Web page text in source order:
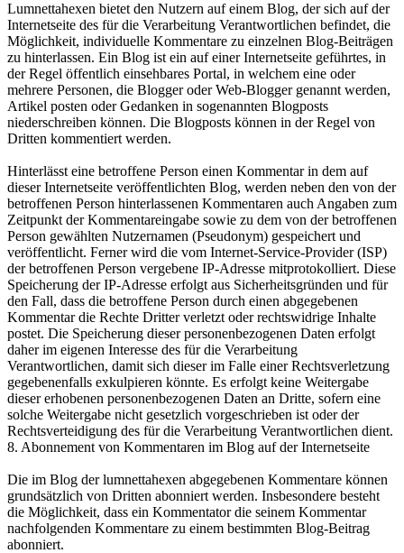
Lumnettahexen bietet den Nutzern auf einem Blog, der sich auf der
Internetseite des für die Verarbeitung Verantwortlichen befindet, die
Möglichkeit, individuelle Kommentare zu einzelnen Blog-Beiträgen
zu hinterlassen. Ein Blog ist ein auf einer Internetseite geführtes, in
der Regel öffentlich einsehbares Portal, in welchem eine oder
mehrere Personen, die Blogger oder Web-Blogger genannt werden,
Artikel posten oder Gedanken in sogenannten Blogposts
niederschreiben können. Die Blogposts können in der Regel von
Dritten kommentiert werden.
Hinterlässt eine betroffene Person einen Kommentar in dem auf
dieser Internetseite veröffentlichten Blog, werden neben den von der
betroffenen Person hinterlassenen Kommentaren auch Angaben zum
Zeitpunkt der Kommentareingabe sowie zu dem von der betroffenen
Person gewählten Nutzernamen (Pseudonym) gespeichert und
veröffentlicht. Ferner wird die vom Internet-Service-Provider (ISP)
der betroffenen Person vergebene IP-Adresse mitprotokolliert. Diese
Speicherung der IP-Adresse erfolgt aus Sicherheitsgründen und für
den Fall, dass die betroffene Person durch einen abgegebenen
Kommentar die Rechte Dritter verletzt oder rechtswidrige Inhalte
postet. Die Speicherung dieser personenbezogenen Daten erfolgt
daher im eigenen Interesse des für die Verarbeitung
Verantwortlichen, damit sich dieser im Falle einer Rechtsverletzung
gegebenenfalls exkulpieren könnte. Es erfolgt keine Weitergabe
dieser erhobenen personenbezogenen Daten an Dritte, sofern eine
solche Weitergabe nicht gesetzlich vorgeschrieben ist oder der
Rechtsverteidigung des für die Verarbeitung Verantwortlichen dient.
8. Abonnement von Kommentaren im Blog auf der Internetseite
Die im Blog der lumnettahexen abgegebenen Kommentare können
grundsätzlich von Dritten abonniert werden. Insbesondere besteht
die Möglichkeit, dass ein Kommentator die seinem Kommentar
nachfolgenden Kommentare zu einem bestimmten Blog-Beitrag
abonniert.